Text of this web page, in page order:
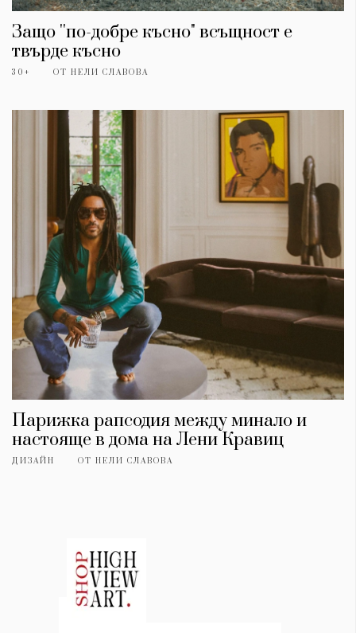
Защо ''по-добре късно" всъщност е
твърде късно
30+ ОТ НЕЛИ СЛАВОВА
Парижка рапсодия между минало и
настояще в дома на Лени Кравиц
ДИЗАЙН ОТ НЕЛИ СЛАВОВА